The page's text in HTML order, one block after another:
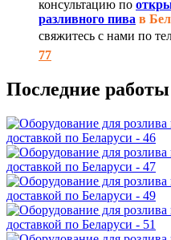
консультацию по
разливного пива в
свяжитесь с нами по
77
Последние работы